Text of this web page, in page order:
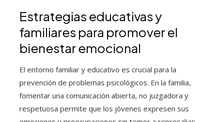
Estrategias educativas y
familiares para promover el
bienestar emocional
El entorno familiar y educativo es crucial para la
prevención de problemas psicológicos. En la familia,
fomentar una comunicación abierta, no juzgadora y
respetuosa permite que los jóvenes expresen sus